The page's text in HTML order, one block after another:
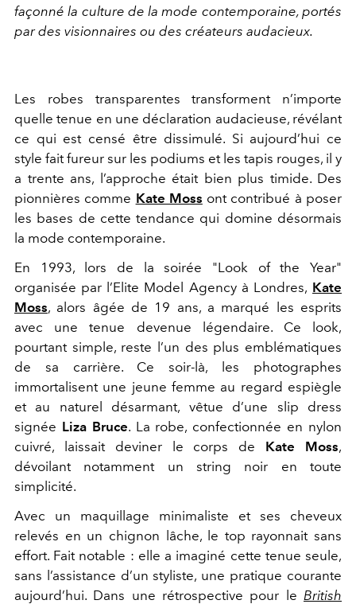
façonné la culture de la mode contemporaine, portés
par des visionnaires ou des créateurs audacieux.
Les robes transparentes transforment n’importe
quelle tenue en une déclaration audacieuse, révélant
ce qui est censé être dissimulé. Si aujourd’hui ce
style fait fureur sur les podiums et les tapis rouges, il y
a trente ans, l’approche était bien plus timide. Des
pionnières comme Kate Moss ont contribué à poser
les bases de cette tendance qui domine désormais
la mode contemporaine.
En 1993, lors de la soirée "Look of the Year"
organisée par l’Elite Model Agency à Londres, Kate
Moss, alors âgée de 19 ans, a marqué les esprits
avec une tenue devenue légendaire. Ce look,
pourtant simple, reste l’un des plus emblématiques
de sa carrière. Ce soir-là, les photographes
immortalisent une jeune femme au regard espiègle
et au naturel désarmant, vêtue d’une slip dress
signée Liza Bruce. La robe, confectionnée en nylon
cuivré, laissait deviner le corps de Kate Moss,
dévoilant notamment un string noir en toute
simplicité.
Avec un maquillage minimaliste et ses cheveux
relevés en un chignon lâche, le top rayonnait sans
effort. Fait notable : elle a imaginé cette tenue seule,
sans l’assistance d’un styliste, une pratique courante
aujourd’hui. Dans une rétrospective pour le British